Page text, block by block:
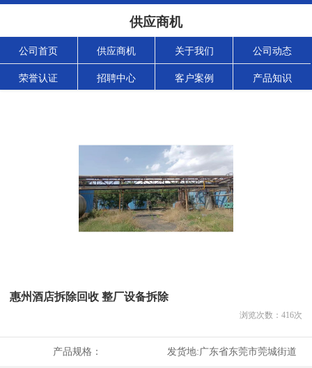
供应商机
公司首页 供应商机 关于我们 公司动态
荣誉认证 招聘中心 客户案例 产品知识
惠州酒店拆除回收 整厂设备拆除
浏览次数： 416次
产品规格： 发货地:广东省东莞市莞城街道